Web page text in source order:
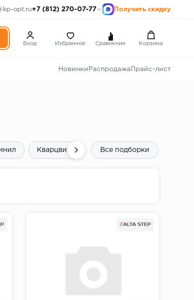
opt.ru+7 (812) 270-07-77 Получить скидку
Вход Избранное Сравнение Корзина
Новинки Распродажа Прайс-лист
Кварцвинил для пола Виниловые
Все подборки